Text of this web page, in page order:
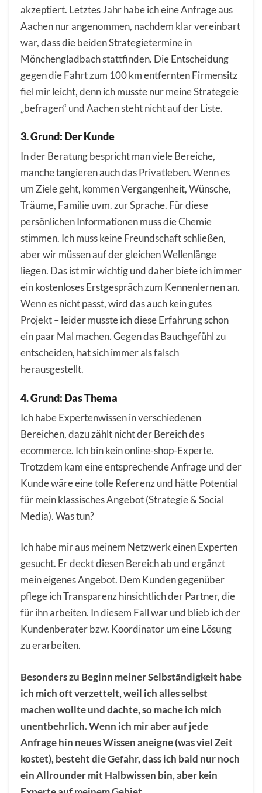
akzeptiert. Letztes Jahr habe ich eine Anfrage aus
Aachen nur angenommen, nachdem klar vereinbart
war, dass die beiden Strategietermine in
Mönchengladbach stattfinden. Die Entscheidung
gegen die Fahrt zum 100 km entfernten Firmensitz
fiel mir leicht, denn ich musste nur meine Strategeie
„befragen“ und Aachen steht nicht auf der Liste.
3. Grund: Der Kunde
In der Beratung bespricht man viele Bereiche,
manche tangieren auch das Privatleben. Wenn es
um Ziele geht, kommen Vergangenheit, Wünsche,
Träume, Familie uvm. zur Sprache. Für diese
persönlichen Informationen muss die Chemie
stimmen. Ich muss keine Freundschaft schließen,
aber wir müssen auf der gleichen Wellenlänge
liegen. Das ist mir wichtig und daher biete ich immer
ein kostenloses Erstgespräch zum Kennenlernen an.
Wenn es nicht passt, wird das auch kein gutes
Projekt – leider musste ich diese Erfahrung schon
ein paar Mal machen. Gegen das Bauchgefühl zu
entscheiden, hat sich immer als falsch
herausgestellt.
4. Grund: Das Thema
Ich habe Expertenwissen in verschiedenen
Bereichen, dazu zählt nicht der Bereich des
ecommerce. Ich bin kein online-shop-Experte.
Trotzdem kam eine entsprechende Anfrage und der
Kunde wäre eine tolle Referenz und hätte Potential
für mein klassisches Angebot (Strategie & Social
Media). Was tun?
Ich habe mir aus meinem Netzwerk einen Experten
gesucht. Er deckt diesen Bereich ab und ergänzt
mein eigenes Angebot. Dem Kunden gegenüber
pflege ich Transparenz hinsichtlich der Partner, die
für ihn arbeiten. In diesem Fall war und blieb ich der
Kundenberater bzw. Koordinator um eine Lösung
zu erarbeiten.
Besonders zu Beginn meiner Selbständigkeit habe
ich mich oft verzettelt, weil ich alles selbst
machen wollte und dachte, so mache ich mich
unentbehrlich. Wenn ich mir aber auf jede
Anfrage hin neues Wissen aneigne (was viel Zeit
kostet), besteht die Gefahr, dass ich bald nur noch
ein Allrounder mit Halbwissen bin, aber kein